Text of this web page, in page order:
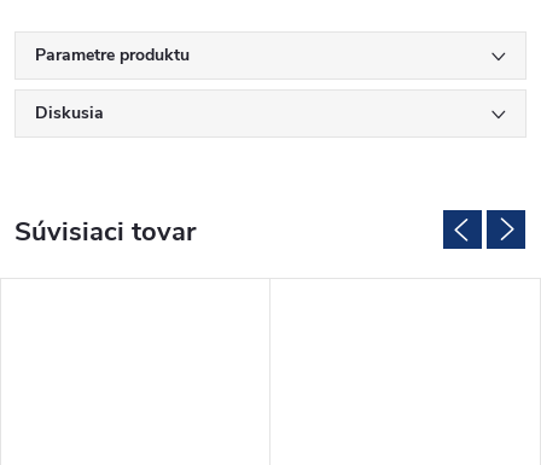
Parametre produktu
Diskusia
Súvisiaci tovar